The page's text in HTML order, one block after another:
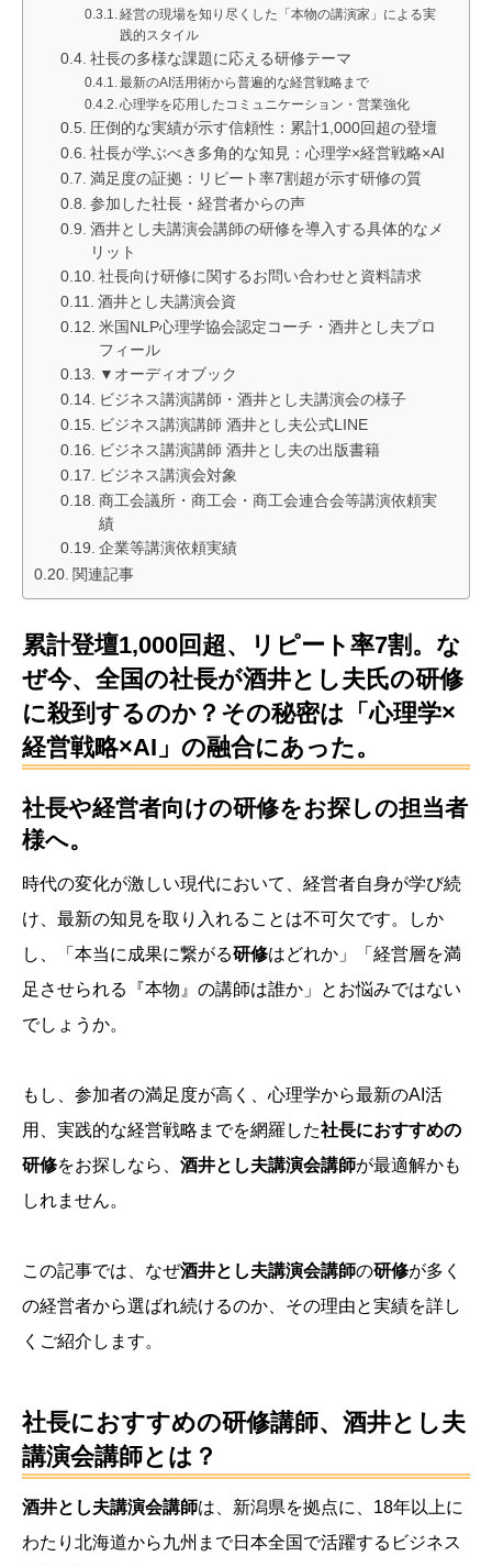
経営の現場を知り尽くした「本物の講演家」による実
践的スタイル
社長の多様な課題に応える研修テーマ
最新のAI活用術から普遍的な経営戦略まで
心理学を応用したコミュニケーション・営業強化
圧倒的な実績が示す信頼性：累計1,000回超の登壇
社長が学ぶべき多角的な知見：心理学×経営戦略×AI
満足度の証拠：リピート率7割超が示す研修の質
参加した社長・経営者からの声
酒井とし夫講演会講師の研修を導入する具体的なメ
リット
社長向け研修に関するお問い合わせと資料請求
酒井とし夫講演会資
米国NLP心理学協会認定コーチ・酒井とし夫プロ
フィール
▼オーディオブック
ビジネス講演講師・酒井とし夫講演会の様子
ビジネス講演講師 酒井とし夫公式LINE
ビジネス講演講師 酒井とし夫の出版書籍
ビジネス講演会対象
商工会議所・商工会・商工会連合会等講演依頼実
績
企業等講演依頼実績
関連記事
累計登壇1,000回超、リピート率7割。な
ぜ今、全国の社長が酒井とし夫氏の研修
に殺到するのか？その秘密は「心理学×
経営戦略×AI」の融合にあった。
社長や経営者向けの研修をお探しの担当者
様へ。
時代の変化が激しい現代において、経営者自身が学び続
け、最新の知見を取り入れることは不可欠です。しか
し、「本当に成果に繋がる研修はどれか」「経営層を満
足させられる『本物』の講師は誰か」とお悩みではない
でしょうか。
もし、参加者の満足度が高く、心理学から最新のAI活
用、実践的な経営戦略までを網羅した社長におすすめの
研修をお探しなら、 酒井とし夫講演会講師が最適解かも
しれません。
この記事では、なぜ酒井とし夫講演会講師の研修が多く
の経営者から選ばれ続けるのか、その理由と実績を詳し
くご紹介します。
社長におすすめの研修講師、酒井とし夫
講演会講師とは？
酒井とし夫講演会講師は、新潟県を拠点に、18年以上に
わたり北海道から九州まで日本全国で活躍するビジネス